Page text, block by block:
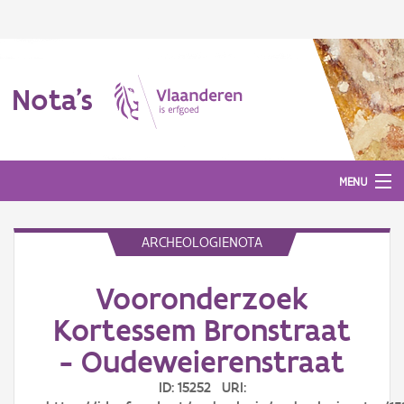
Nota's
MENU
ARCHEOLOGIENOTA
Vooronderzoek
Kortessem Bronstraat
- Oudeweierenstraat
ID: 15252 URI: